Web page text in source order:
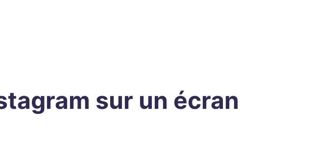
sur un écran